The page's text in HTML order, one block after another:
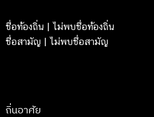
ชื่อท้องถิ่น | ไม่พบชื่อท้องถิ่น
ชื่อสามัญ | ไม่พบชื่อสามัญ
ถิ่นอาศัย